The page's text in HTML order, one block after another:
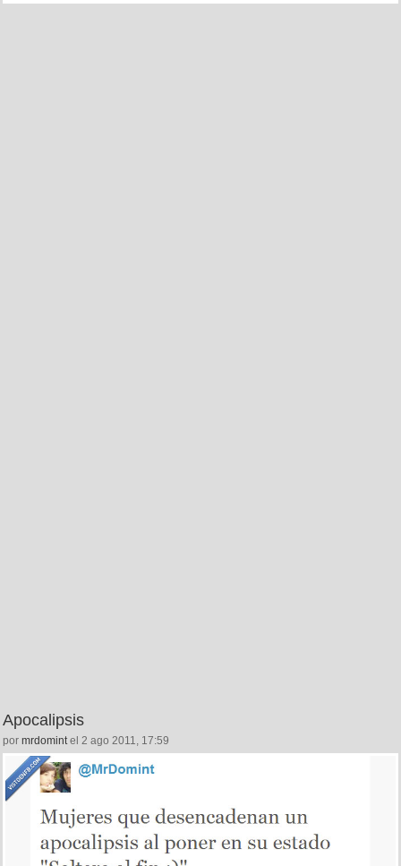
Apocalipsis
por mrdomintel 2 ago 2011, 17:59